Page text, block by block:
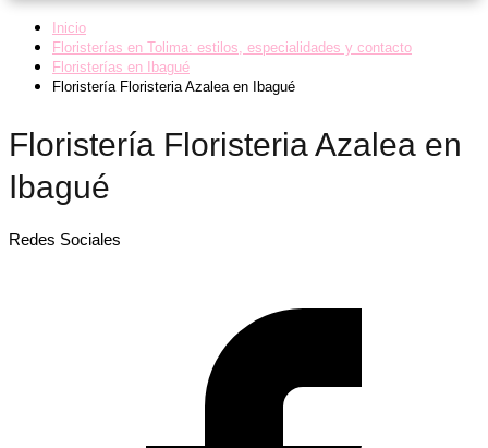
Inicio
Floristerías en Tolima: estilos, especialidades y contacto
Floristerías en Ibagué
Floristería Floristeria Azalea en Ibagué
Floristería Floristeria Azalea en
Ibagué
Redes Sociales